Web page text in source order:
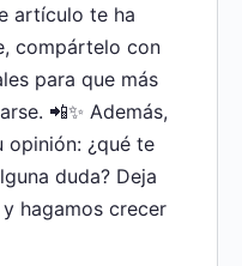
artículo te ha
compártelo con
para que más
📲✨ Además,
opinión: ¿qué te
duda? Deja
hagamos crecer